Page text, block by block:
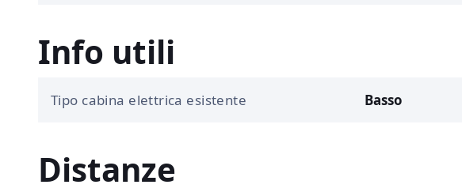
Info utili
Tipo cabina elettrica esistente Basso
Distanze